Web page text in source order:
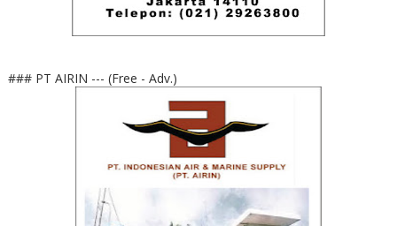
### PT AIRIN --- (Free - Adv.)